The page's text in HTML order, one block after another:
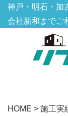
神戸・明石・加
会社新和までご
HOME > 施工実